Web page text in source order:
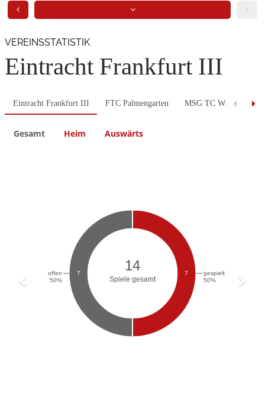
VEREINSSTATISTIK
Eintracht Frankfurt III
Eintracht Frankfurt III FTC Palmengarten MSG TC Wehen/BW
Gesamt Heim Auswärts